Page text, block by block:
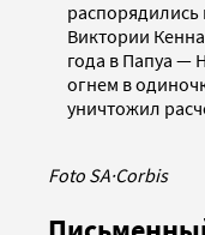
распорядились
Виктории
года в Папуа —
огнем в
уничтожил
Foto SA·Corbis